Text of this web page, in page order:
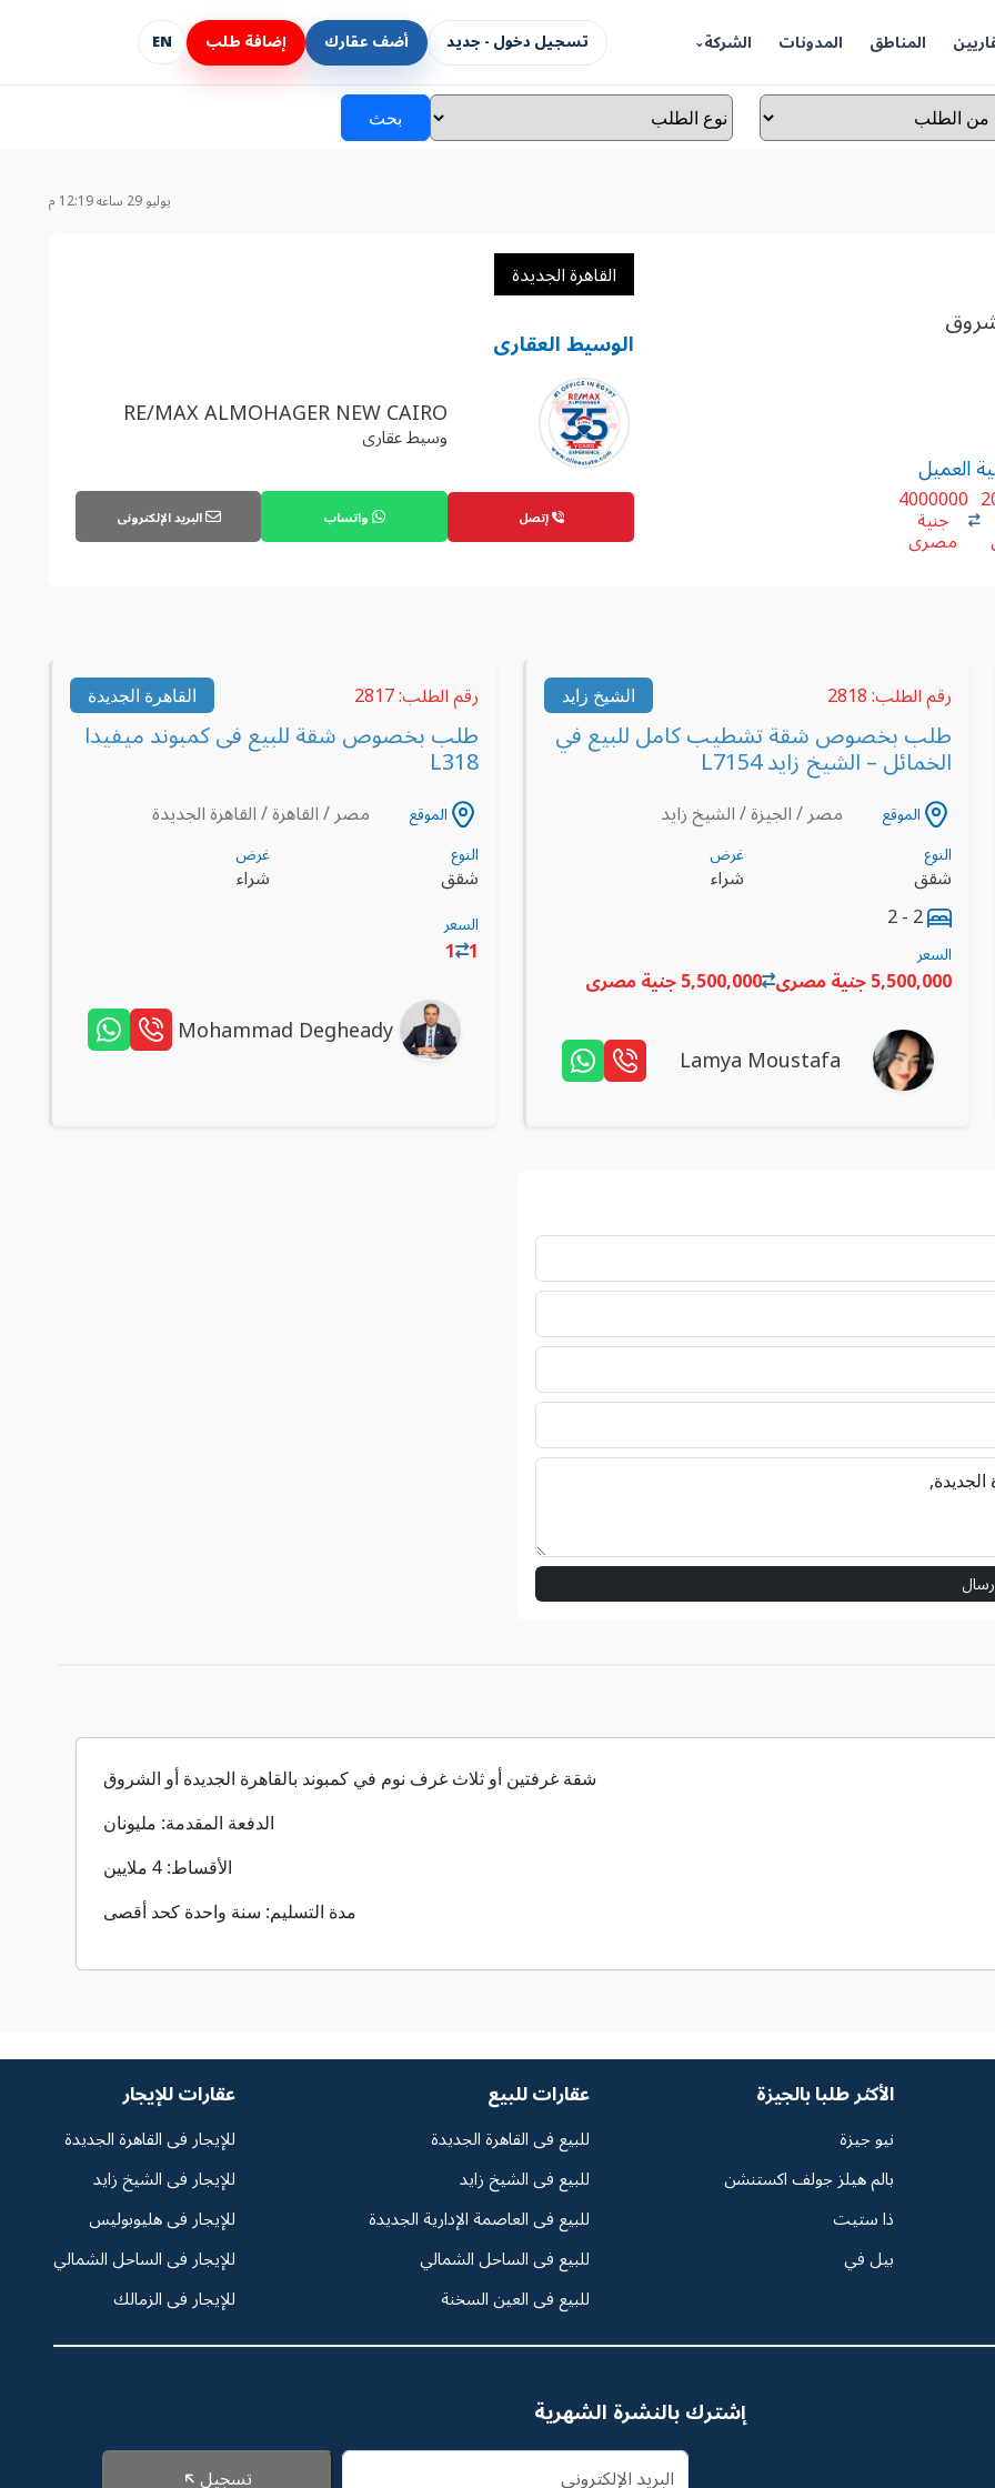
المناطق المدونات الشركة تسجيل دخول - جديد أضف عقارك إضافة طلب EN
بحث
يوليو 29 ساعه 12:19 م
العميل
4000000
جنية
مصرى
القاهرة الجديدة
الوسيط العقارى
RE/MAX ALMOHAGER NEW CAIRO
وسيط عقارى
إتصل واتساب البريد الإلكترونى
رقم الطلب: 2818 الشيخ زايد
طلب بخصوص شقة تشطيب كامل للبيع في
الخمائل – الشيخ زايد L7154
الموقع مصر / الجيزة / الشيخ زايد
النوع
شقق
غرض
شراء
2 - 2
السعر
5,500,000 جنية مصرى 5,500,000 جنية مصرى
Lamya Moustafa
رقم الطلب: 2817 القاهرة الجديدة
طلب بخصوص شقة للبيع فى كمبوند ميفيدا
L318
الموقع مصر / القاهرة / القاهرة الجديدة
النوع
شقق
غرض
شراء
السعر
1
1
Mohammad Degheady
شقة غرفتين أو ثلاث غرف نوم في كمبوند بالقاهرة الجديدة أو الشروق
الدفعة المقدمة: مليونان
الأقساط: 4 ملايين
مدة التسليم: سنة واحدة كحد أقصى
الأكثر طلبا بالجيزة
نيو جيزة
بالم هيلز جولف اكستنشن
ذا ستيت
بيل في
عقارات للبيع
للبيع فى القاهرة الجديدة
للبيع فى الشيخ زايد
للبيع فى العاصمة الإدارية الجديدة
للبيع فى الساحل الشمالي
للبيع فى العين السخنة
عقارات للإيجار
للإيجار فى القاهرة الجديدة
للإيجار فى الشيخ زايد
للإيجار فى هليوبوليس
للإيجار فى الساحل الشمالي
للإيجار فى الزمالك
إشترك بالنشرة الشهرية
تسجيل